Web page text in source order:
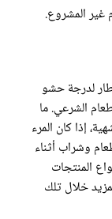
غير المشروع.
لدرجة حشو
الشرعي. ما
إذا كان المرء
وشراب أثناء
المنتجات
خلال تلك